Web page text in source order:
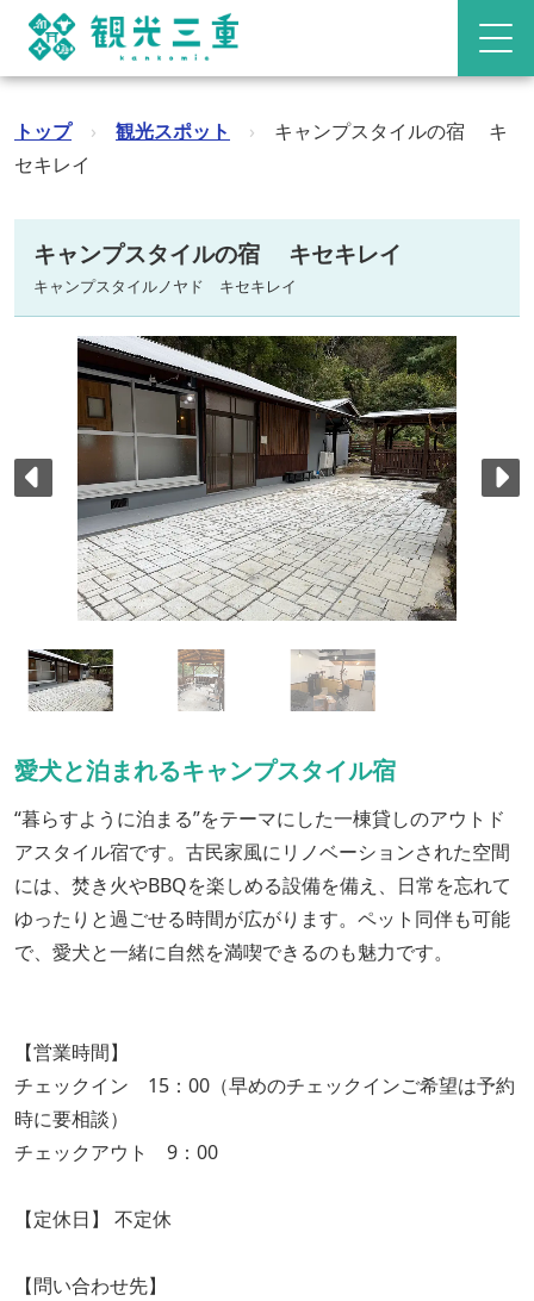
トップ › 観光スポット ›
キャンプスタイルの宿 キ
セキレイ
キャンプスタイルの宿 キセキレイ
キャンプスタイルノヤド キセキレイ
愛犬と泊まれるキャンプスタイル宿
“暮らすように泊まる”をテーマにした一棟貸しのアウトド
アスタイル宿です。古民家風にリノベーションされた空間
には、焚き火やBBQを楽しめる設備を備え、日常を忘れて
ゆったりと過ごせる時間が広がります。ペット同伴も可能
で、愛犬と一緒に自然を満喫できるのも魅力です。
【営業時間】
チェックイン 15：00（早めのチェックインご希望は予約
時に要相談）
チェックアウト 9：00
【定休日】 不定休
【問い合わせ先】